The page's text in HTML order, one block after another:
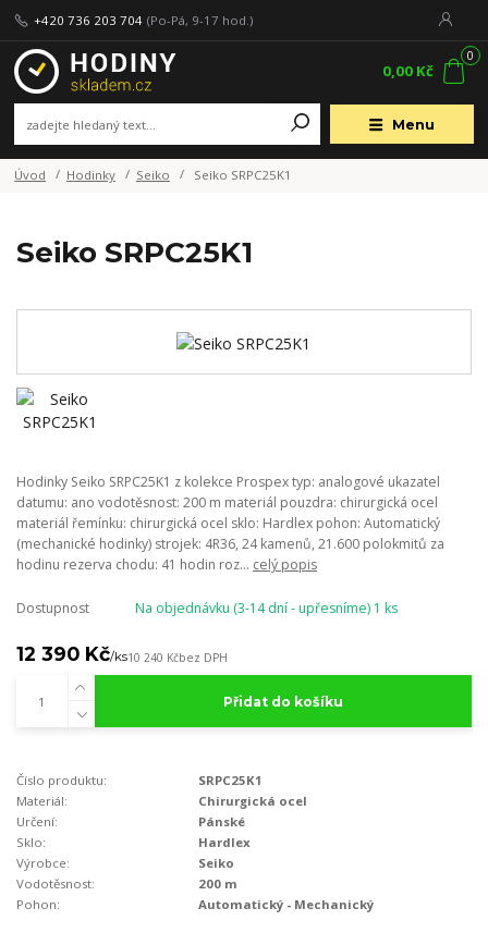
Menu
+420 736 203 704 (Po-Pá, 9-17 hod.)
0
0,00 Kč
Úvod Hodinky Seiko Seiko SRPC25K1
Seiko SRPC25K1
Hodinky Seiko SRPC25K1 z kolekce Prospex typ: analogové ukazatel
datumu: ano vodotěsnost: 200 m materiál pouzdra: chirurgická ocel
materiál řemínku: chirurgická ocel sklo: Hardlex pohon: Automatický
(mechanické hodinky) strojek: 4R36, 24 kamenů, 21.600 polokmitů za
hodinu rezerva chodu: 41 hodin roz... celý popis
Dostupnost Na objednávku (3-14 dní - upřesníme) 1 ks
12 390 Kč/ks10 240 Kčbez DPH
Přidat do košíku
Číslo produktu:
SRPC25K1
Materiál:
Chirurgická ocel
Určení:
Pánské
Sklo:
Hardlex
Výrobce:
Seiko
Vodotěsnost:
200 m
Pohon:
Automatický - Mechanický